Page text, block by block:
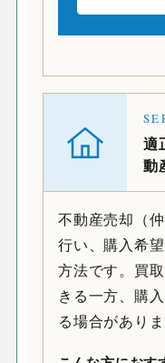
適
動
不動産売却（
行い、購入希
方法です。買
きる一方、購
る場合がありま